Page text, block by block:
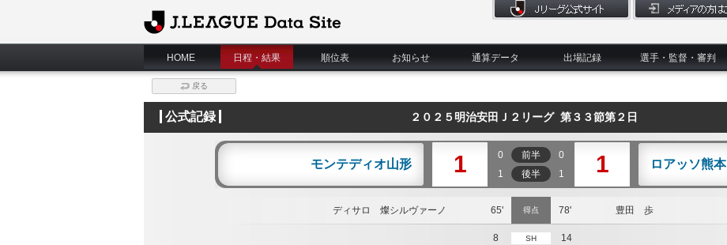
J.League Data Site
HOME 日程・結果 順位表 お知らせ 通算データ 出場記録 選手・監督・審判
戻る
公式記録 ２０２５明治安田Ｊ２リーグ 第３３節第２日
モンテディオ山形 1 0 前半
0
1
後半 1 1 ロアッソ熊本
ディサロ 燦シルヴァーノ 65' 得点 78' 豊田 歩
8 SH
14